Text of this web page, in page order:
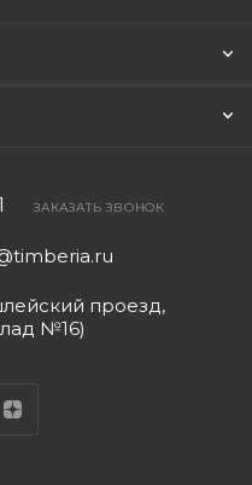
ЗАКАЗАТЬ ЗВОНОК
проезд,
№16)